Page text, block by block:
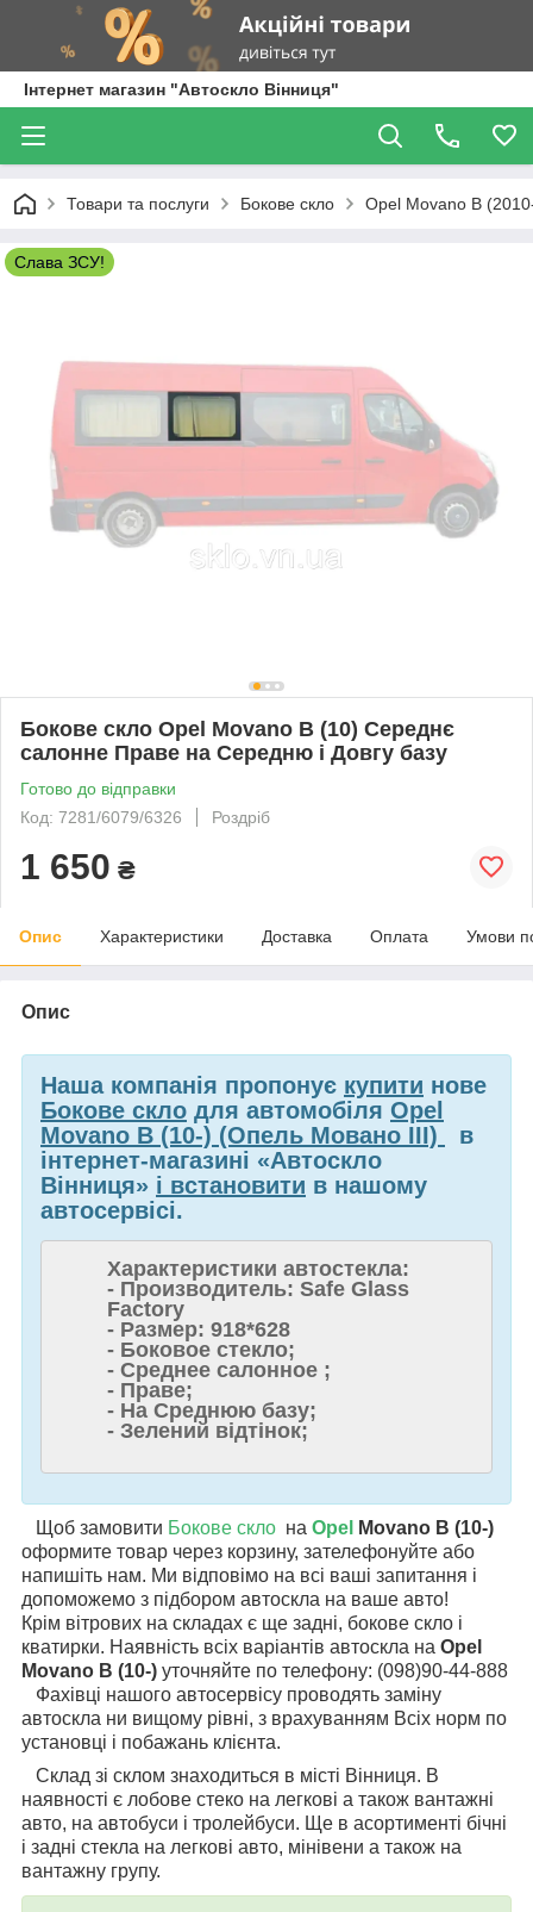
Інтернет магазин "Автоскло Вінниця"
Товари та послуги Бокове скло Opel Movano B
Слава ЗСУ!
Бокове скло Opel Movano B (10) Середнє
салонне Праве на Середню і Довгу базу
Готово до відправки
Код: 7281/6079/6326
Роздріб
1 650 ₴
Опис Характеристики Доставка Оплата Умови
Опис
Наша компанія пропонує купити нове
Бокове скло для автомобіля Opel
Movano B (10-) (Опель Мовано III)
в
інтернет-магазині «Автоскло
Вінниця» і встановити в нашому
автосервісі.
Характеристики автостекла:
- Производитель: Safe Glass
Factory
- Размер: 918*628
- Боковое стекло;
- Среднее салонное ;
- Праве;
- На Среднюю базу;
- Зелений відтінок;
Щоб замовити Бокове скло на Opel
Movano B (10-)
оформите товар через корзину, зателефонуйте або
напишіть нам. Ми відповімо на всі ваші запитання і
допоможемо з підбором автоскла на ваше авто!
Крім вітрових на складах є ще задні, бокове скло і
кватирки. Наявність всіх варіантів автоскла на Opel
Movano B (10-) уточняйте по телефону: (098)90-44-888
Фахівці нашого автосервісу проводять заміну
автоскла ни вищому рівні, з врахуванням Всіх норм по
установці і побажань клієнта.
Склад зі склом знаходиться в місті Вінниця. В
наявності є лобове стеко на легкові а також вантажні
авто, на автобуси і тролейбуси. Ще в асортименті бічні
і задні стекла на легкові авто, мінівени а також на
вантажну групу.